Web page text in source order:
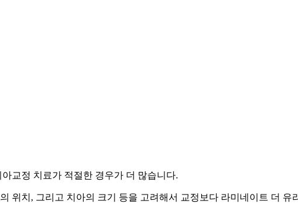
교정 치료가 적절한 경우가 더 많습니다.
위치, 그리고 치아의 크기 등을 고려해서 교정보다 라미네이트 더 유